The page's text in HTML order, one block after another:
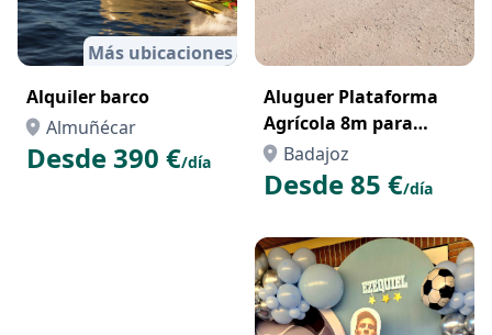
Más ubicaciones
Alquiler barco
Almuñécar
Desde 390 €/día
Aluguer Plataforma
Agrícola 8m para
Transporte de Painéis
Solares – Parques
Fotovoltaicos Portugal
Badajoz
Desde 85 €/día